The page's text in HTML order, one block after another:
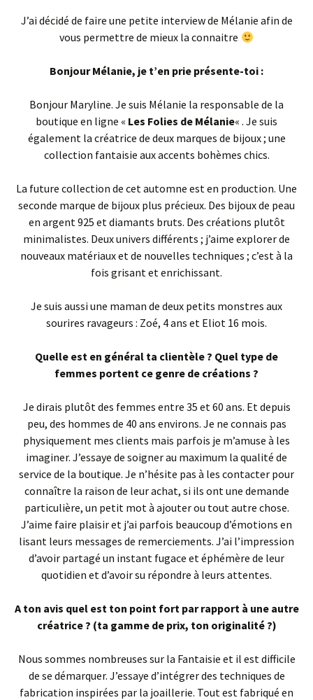
J’ai décidé de faire une petite interview de Mélanie afin de
vous permettre de mieux la connaitre
Bonjour Mélanie, je t’en prie présente-toi :
Bonjour Maryline. Je suis Mélanie la responsable de la
boutique en ligne « Les Folies de Mélanie« . Je suis
également la créatrice de deux marques de bijoux ; une
collection fantaisie aux accents bohèmes chics.
La future collection de cet automne est en production. Une
seconde marque de bijoux plus précieux. Des bijoux de peau
en argent 925 et diamants bruts. Des créations plutôt
minimalistes. Deux univers différents ; j’aime explorer de
nouveaux matériaux et de nouvelles techniques ; c’est à la
fois grisant et enrichissant.
Je suis aussi une maman de deux petits monstres aux
sourires ravageurs : Zoé, 4 ans et Eliot 16 mois.
Quelle est en général ta clientèle ? Quel type de
femmes portent ce genre de créations ?
Je dirais plutôt des femmes entre 35 et 60 ans. Et depuis
peu, des hommes de 40 ans environs. Je ne connais pas
physiquement mes clients mais parfois je m’amuse à les
imaginer. J’essaye de soigner au maximum la qualité de
service de la boutique. Je n’hésite pas à les contacter pour
connaître la raison de leur achat, si ils ont une demande
particulière, un petit mot à ajouter ou tout autre chose.
J’aime faire plaisir et j’ai parfois beaucoup d’émotions en
lisant leurs messages de remerciements. J’ai l’impression
d’avoir partagé un instant fugace et éphémère de leur
quotidien et d’avoir su répondre à leurs attentes.
A ton avis quel est ton point fort par rapport à une autre
créatrice ? (ta gamme de prix, ton originalité ?)
Nous sommes nombreuses sur la Fantaisie et il est difficile
de se démarquer. J’essaye d’intégrer des techniques de
fabrication inspirées par la joaillerie. Tout est fabriqué en